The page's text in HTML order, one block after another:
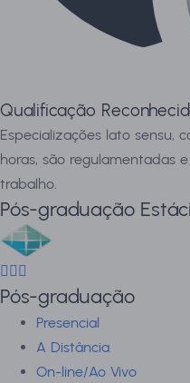
Qualificação
Especializações lato sensu,
horas, são regulamentadas
trabalho.
Pós-graduação
Pós-graduação
Presencial
A Distância
On-line/Ao Vivo